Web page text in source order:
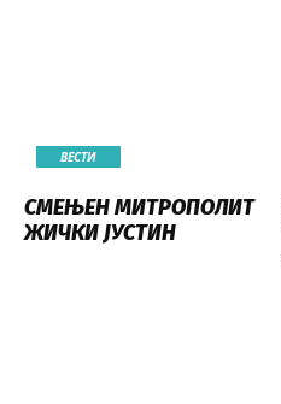
ВЕСТИ
СМЕЊЕН МИТРОПОЛИТ
ЖИЧКИ ЈУСТИН